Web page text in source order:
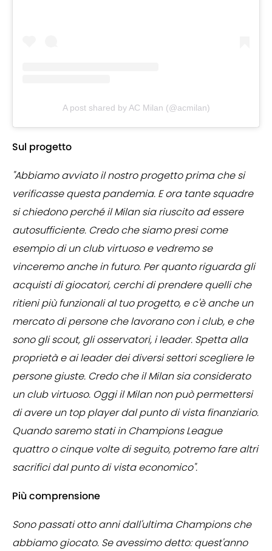
A post shared by AC Milan (@acmilan)
Sul progetto
"Abbiamo avviato il nostro progetto prima che si
verificasse questa pandemia. E ora tante squadre
si chiedono perché il Milan sia riuscito ad essere
autosufficiente. Credo che siamo presi come
esempio di un club virtuoso e vedremo se
vinceremo anche in futuro. Per quanto riguarda gli
acquisti di giocatori, cerchi di prendere quelli che
ritieni più funzionali al tuo progetto, e c'è anche un
mercato di persone che lavorano con i club, e che
sono gli scout, gli osservatori, i leader. Spetta alla
proprietà e ai leader dei diversi settori scegliere le
persone giuste. Credo che il Milan sia considerato
un club virtuoso. Oggi il Milan non può permettersi
di avere un top player dal punto di vista finanziario.
Quando saremo stati in Champions League
quattro o cinque volte di seguito, potremo fare altri
sacrifici dal punto di vista economico".
Più comprensione
Sono passati otto anni dall'ultima Champions che
abbiamo giocato. Se avessimo detto: quest'anno